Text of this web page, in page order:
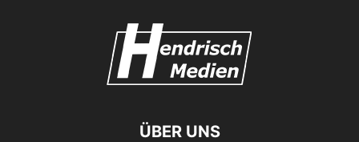
ÜBER UNS